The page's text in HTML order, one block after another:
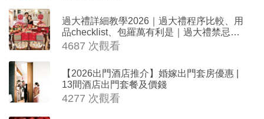
過大禮詳細教學2026｜過大禮程序比較、用
品checklist、包羅萬有利是｜過大禮禁忌及
吉祥說話
4687 次觀看
【2026出門酒店推介】婚嫁出門套房優惠 |
13間酒店出門套餐及價錢
4277 次觀看